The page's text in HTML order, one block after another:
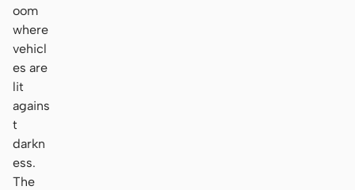
oom
where
vehicl
es are
lit
agains
t
darkn
ess.
The